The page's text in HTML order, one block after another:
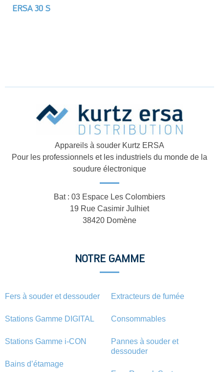
ERSA 30 S
Appareils à souder Kurtz ERSA
Pour les professionnels et les industriels du monde de la
soudure électronique
Bat : 03 Espace Les Colombiers
19 Rue Casimir Julhiet
38420 Domène
NOTRE GAMME
Fers à souder et dessouder
Stations Gamme DIGITAL
Stations Gamme i-CON
Bains d’étamage
Extracteurs de fumée
Consommables
Pannes à souder et
dessouder